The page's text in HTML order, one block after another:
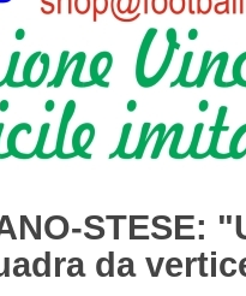
STESE:
da